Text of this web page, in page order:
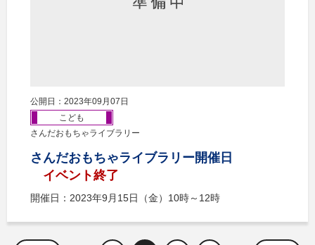
公開日：2023年09月07日
こども
さんだおもちゃライブラリー
さんだおもちゃライブラリー開催日
イベント終了
開催日：2023年9月15日（金）10時～12時